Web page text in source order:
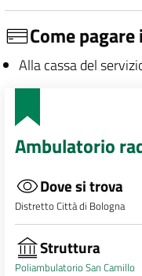
Come
Alla cassa del
Ambulatorio
Dove si trova
Distretto Città di Bologna
Struttura
Poliambulatorio San Camillo